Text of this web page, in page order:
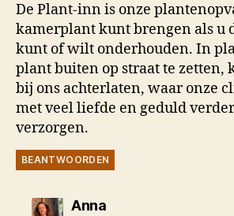
De Plant-inn is onze
kamerplant kunt brengen als u
kunt of wilt onderhouden. In
plant buiten op straat te zetten,
bij ons achterlaten, waar onze
met veel liefde en geduld
verzorgen.
BEANTWOORDEN
Annazegt: